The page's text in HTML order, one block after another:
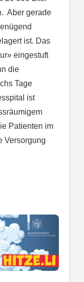
Aber gerade
ist. Das
eingestuft
die
Tage
ist
Patienten im
Versorgung